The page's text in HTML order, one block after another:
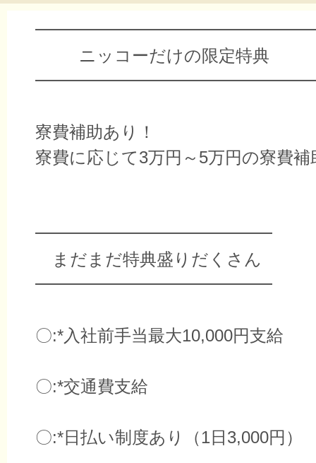
ニッコーだけの限定特典
寮費補助あり！
寮費に応じて3万円～5万円の寮費補
━━━━━━━━━━━━━━
まだまだ特典盛りだくさん
━━━━━━━━━━━━━━
〇:*入社前手当最大10,000円支給
〇:*交通費支給
〇:*日払い制度あり（1日3,000円）